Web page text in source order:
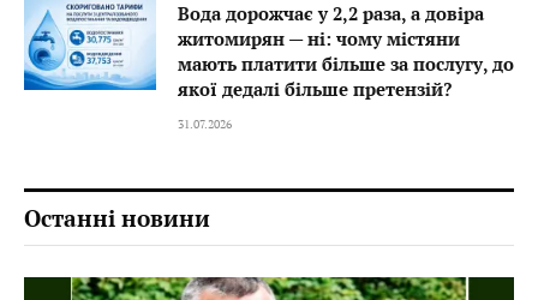
Вода дорожчає у 2,2 раза, а довіра
житомирян — ні: чому містяни
мають платити більше за послугу, до
якої дедалі більше претензій?
31.07.2026
Останні новини